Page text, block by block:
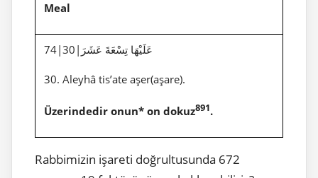
Meal
74|30|عَلَيْهَا تِسْعَةَ عَشَرَ
30. Aleyhâ tis’ate aşer(aşare).
Üzerindedir onun* on dokuz891.
Rabbimizin işareti doğrultusunda 672